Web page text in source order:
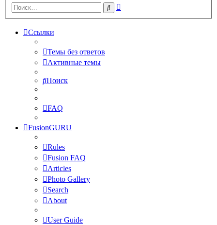
Поиск
Ссылки
Темы без ответов
Активные темы
Поиск
FAQ
FusionGURU
Rules
Fusion FAQ
Articles
Photo Gallery
Search
About
User Guide